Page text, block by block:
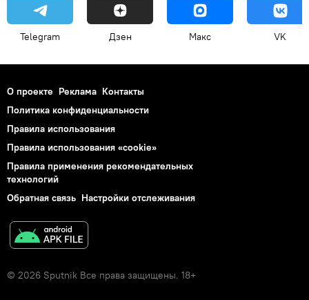
Telegram Дзен Макс VK
О проекте Реклама Контакты
Политика конфиденциальности
Правила использования
Правила использования «cookie»
Правила применения рекомендательных
технологий
Обратная связь Настройки отслеживания
© 2026 Sputnik Все права защищены. 18+